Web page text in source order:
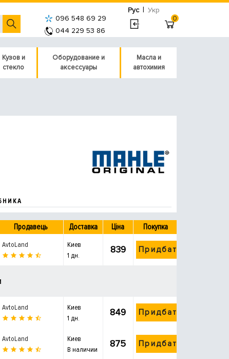
Рус | Укр
096 548 69 29
044 229 53 86
0
Кузов и
стекло
Оборудование и
аксессуары
Масла и
автохимия
Продавець Доставка Ціна Покупка
AvtoLand
Киев
1 дн.
839 Придбати
AvtoLand
Киев
1 дн.
849 Придбати
AvtoLand
Киев
В наличии
875 Придбати